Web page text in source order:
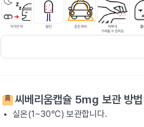
씨베리움캡슐 5mg 보관 방법
실온(1~30℃) 보관합니다.